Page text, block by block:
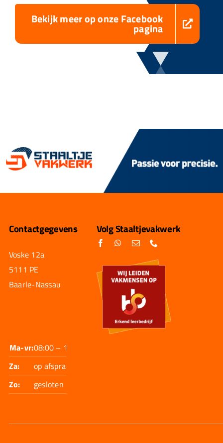
Bekijk meer op onze Facebook
pagina
Contactgegevens
Voske 12a
5111 PE
Baarle-Nassau
Ma-vr:08:00 – 17:30
Za:
op afspraak
Zo:
gesloten
Volg Staaltjevakwerk